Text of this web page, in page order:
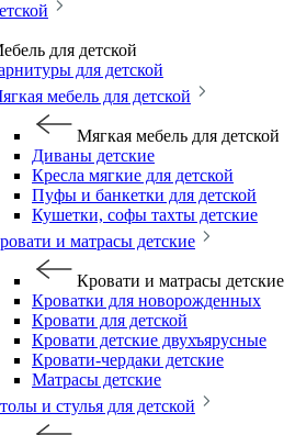
для детской
для детской
мебель для детской
Мягкая мебель для детской
Диваны детские
Кресла мягкие для детской
Пуфы и банкетки для детской
Кушетки, софы тахты детские
и матрасы детские
Кровати и матрасы детские
Кроватки для новорожденных
Кровати для детской
Кровати детские двухъярусные
Кровати-чердаки детские
Матрасы детские
и стулья для детской